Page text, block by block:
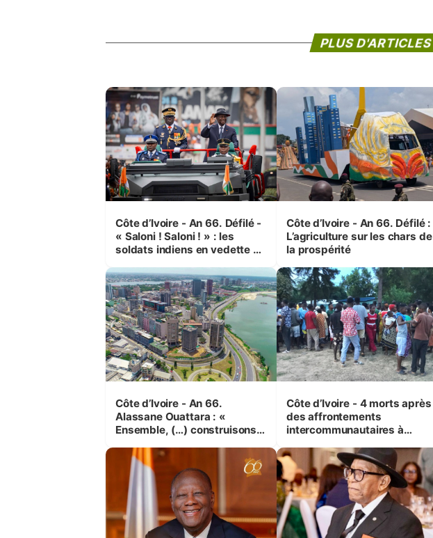
PLUS D'ARTICLES
Côte d’Ivoire - An 66. Défilé -
« Saloni ! Saloni ! » : les
soldats indiens en vedette à
Côte d’Ivoire - An 66. Défilé :
L’agriculture sur les chars de
la prospérité
Côte d’Ivoire - An 66.
Alassane Ouattara : «
Ensemble, (…) construisons
mêmes et pour les
générations futures »
Côte d’Ivoire - 4 morts après
des affrontements
intercommunautaires à
correspondant au milieu des
sinistrés